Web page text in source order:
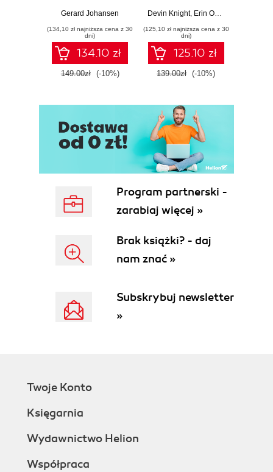
and techniques for
threat response -
Fourth Edition
Gerard Johansen
(134,10 zł najniższa cena z 30
dni)
134.10 zł
149.00zł (-10%)
to Power BI, Data
Tools, and
Microsoft Fabric -
Fourth Edition
Devin Knight, Erin Ostrowsky
(125,10 zł najniższa cena z 30
dni)
125.10 zł
139.00zł (-10%)
Program partnerski -
zarabiaj więcej »
Brak książki? - daj
nam znać »
Subskrybuj newsletter
»
Twoje Konto
Księgarnia
Wydawnictwo Helion
Współpraca